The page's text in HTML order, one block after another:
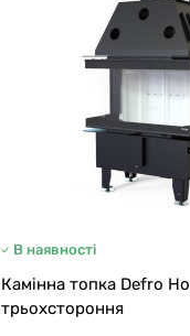
В наявності
Камінна топка Defro
трьохстороння